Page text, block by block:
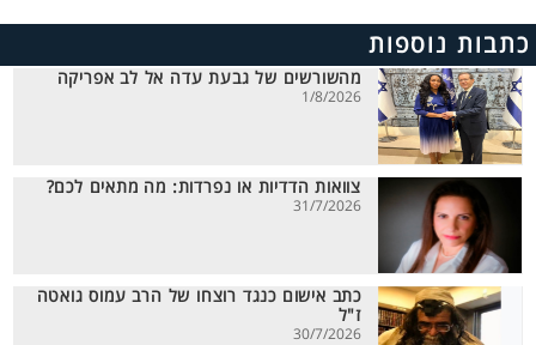
כתבות נוספות
מהשורשים של גבעת עדה אל לב אפריקה
1/8/2026
צוואות הדדיות או נפרדות: מה מתאים לכם?
31/7/2026
כתב אישום כנגד רוצחו של הרב עמוס גואטה
ז"ל
30/7/2026